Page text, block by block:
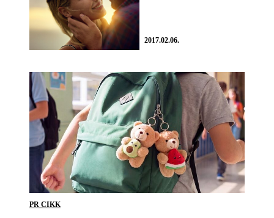
2017.02.06.
PR CIKK